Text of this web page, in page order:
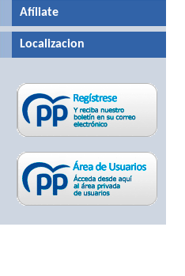
Afíliate
Localizacion